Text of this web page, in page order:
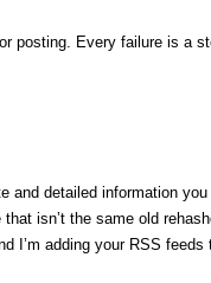
posting. Every failure is a
and detailed information you
isn’t the same old
I’m adding your RSS